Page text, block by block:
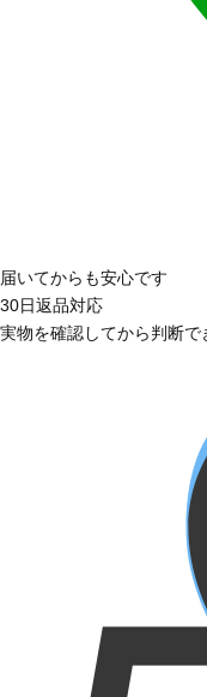
届いてからも安心です
30日返品対応
実物を確認してから判断